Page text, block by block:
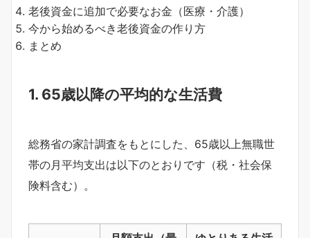
老後資金に追加で必要なお金（医療・介護）
今から始めるべき老後資金の作り方
まとめ
1. 65歳以降の平均的な生活費
総務省の家計調査をもとにした、65歳以上無職世
帯の月平均支出は以下のとおりです（税・社会保
険料含む）。